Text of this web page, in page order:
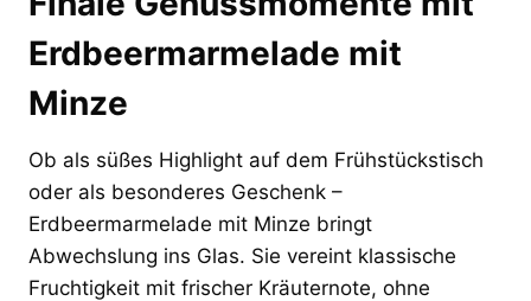
Erdbeermarmelade mit
Minze
Ob als süßes Highlight auf dem Frühstückstisch
oder als besonderes Geschenk –
Erdbeermarmelade mit Minze bringt
Abwechslung ins Glas. Sie vereint klassische
Fruchtigkeit mit frischer Kräuternote, ohne